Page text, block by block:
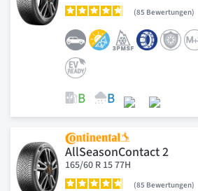
85 Bewertungen
AllSeasonContact 2
165/60 R 15 77H
85 Bewertungen